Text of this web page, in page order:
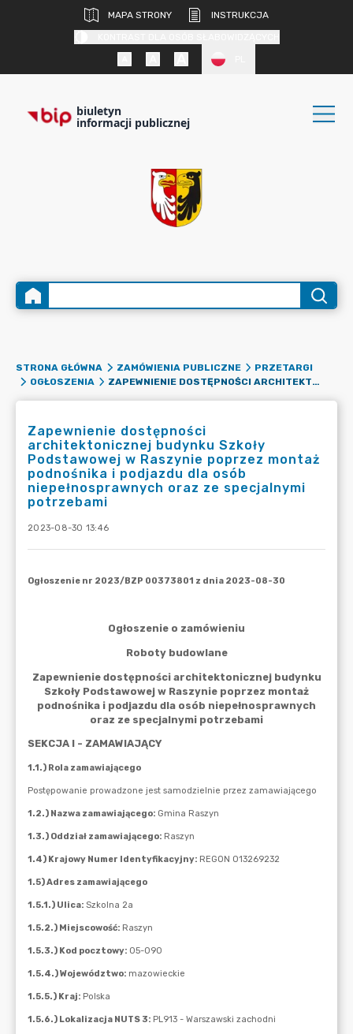
MAPA STRONY
INSTRUKCJA
biuletyn
informacji publicznej
STRONA GŁÓWNA ZAMÓWIENIA PUBLICZNE
PRZETARGI
OGŁOSZENIA
ZAPEWNIENIE DOSTĘPNOŚCI ARCHITEKTONICZNEJ BUDYNKU SZKOŁY PODSTAWOWEJ W RASZYNIE POPRZEZ MONTAŻ PODNOŚNIKA I PODJAZDU DLA OSÓB NIEPEŁNOSPRAWNYCH ORAZ ZE SPECJALNYMI POTRZEBAMI
Zapewnienie dostępności
architektonicznej budynku Szkoły
Podstawowej w Raszynie poprzez montaż
podnośnika i podjazdu dla osób
niepełnosprawnych oraz ze specjalnymi
potrzebami
2023-08-30 13:46